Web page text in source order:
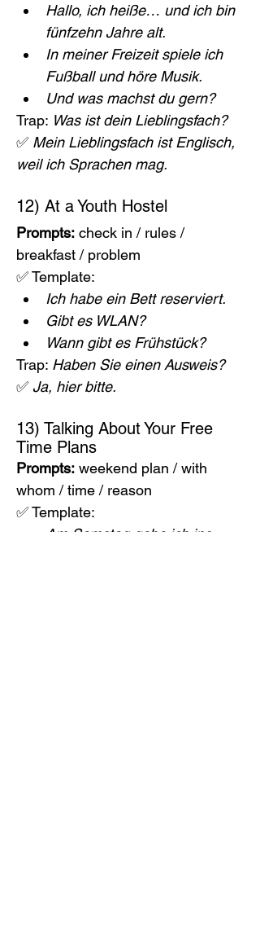
Hallo, ich heiße… und ich bin
fünfzehn Jahre alt.
In meiner Freizeit spiele ich
Fußball und höre Musik.
Und was machst du gern?
Trap: Was ist dein Lieblingsfach?
✅ Mein Lieblingsfach ist Englisch,
weil ich Sprachen mag.
12) At a Youth Hostel
Prompts: check in / rules /
breakfast / problem
✅ Template:
Ich habe ein Bett reserviert.
Gibt es WLAN?
Wann gibt es Frühstück?
Trap: Haben Sie einen Ausweis?
✅ Ja, hier bitte.
13) Talking About Your Free
Time Plans
Prompts: weekend plan / with
whom / time / reason
✅ Template:
Am Samstag gehe ich ins